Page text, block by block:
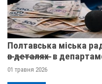
Полтавська міська
в̶ ̶д̶е̶т̶а̶л̶я̶х̶ ̶ в
01 травня 2026